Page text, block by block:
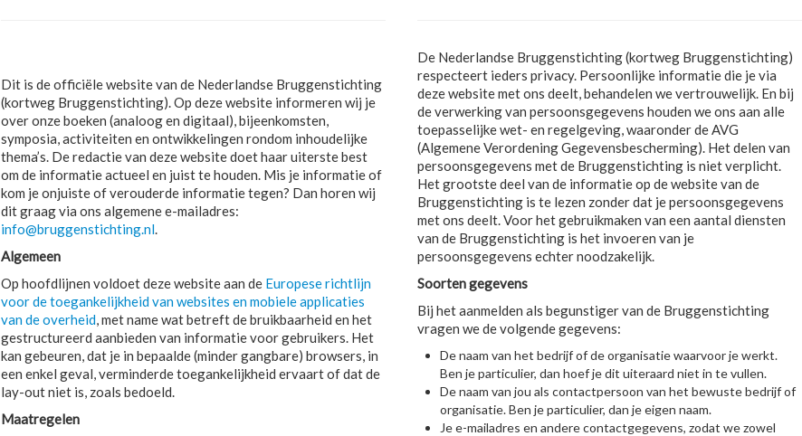
Dit is de officiële website van de Nederlandse Bruggenstichting
(kortweg Bruggenstichting). Op deze website informeren wij je
over onze boeken (analoog en digitaal), bijeenkomsten,
symposia, activiteiten en ontwikkelingen rondom inhoudelijke
thema’s. De redactie van deze website doet haar uiterste best
om de informatie actueel en juist te houden. Mis je informatie of
kom je onjuiste of verouderde informatie tegen? Dan horen wij
dit graag via ons algemene e-mailadres:
info@bruggenstichting.nl
Algemeen
Op hoofdlijnen voldoet deze website aan de Europese richtlijn
voor de toegankelijkheid van websites en mobiele applicaties
van de overheid , met name wat betreft de bruikbaarheid en het
gestructureerd aanbieden van informatie voor gebruikers. Het
kan gebeuren, dat je in bepaalde (minder gangbare) browsers, in
een enkel geval, verminderde toegankelijkheid ervaart of dat de
lay-out niet is, zoals bedoeld.
Maatregelen
De Nederlandse Bruggenstichting (kortweg Bruggenstichting)
respecteert ieders privacy. Persoonlijke informatie die je via
deze website met ons deelt, behandelen we vertrouwelijk. En bij
de verwerking van persoonsgegevens houden we ons aan alle
toepasselijke wet- en regelgeving, waaronder de AVG
(Algemene Verordening Gegevensbescherming). Het delen van
persoonsgegevens met de Bruggenstichting is niet verplicht.
Het grootste deel van de informatie op de website van de
Bruggenstichting is te lezen zonder dat je persoonsgegevens
met ons deelt. Voor het gebruikmaken van een aantal diensten
van de Bruggenstichting is het invoeren van je
persoonsgegevens echter noodzakelijk.
Soorten gegevens
Bij het aanmelden als begunstiger van de Bruggenstichting
vragen we de volgende gegevens:
De naam van het bedrijf of de organisatie waarvoor je werkt.
Ben je particulier, dan hoef je dit uiteraard niet in te vullen.
De naam van jou als contactpersoon van het bewuste bedrijf of
organisatie. Ben je particulier, dan je eigen naam.
Je e-mailadres en andere contactgegevens, zodat we zowel